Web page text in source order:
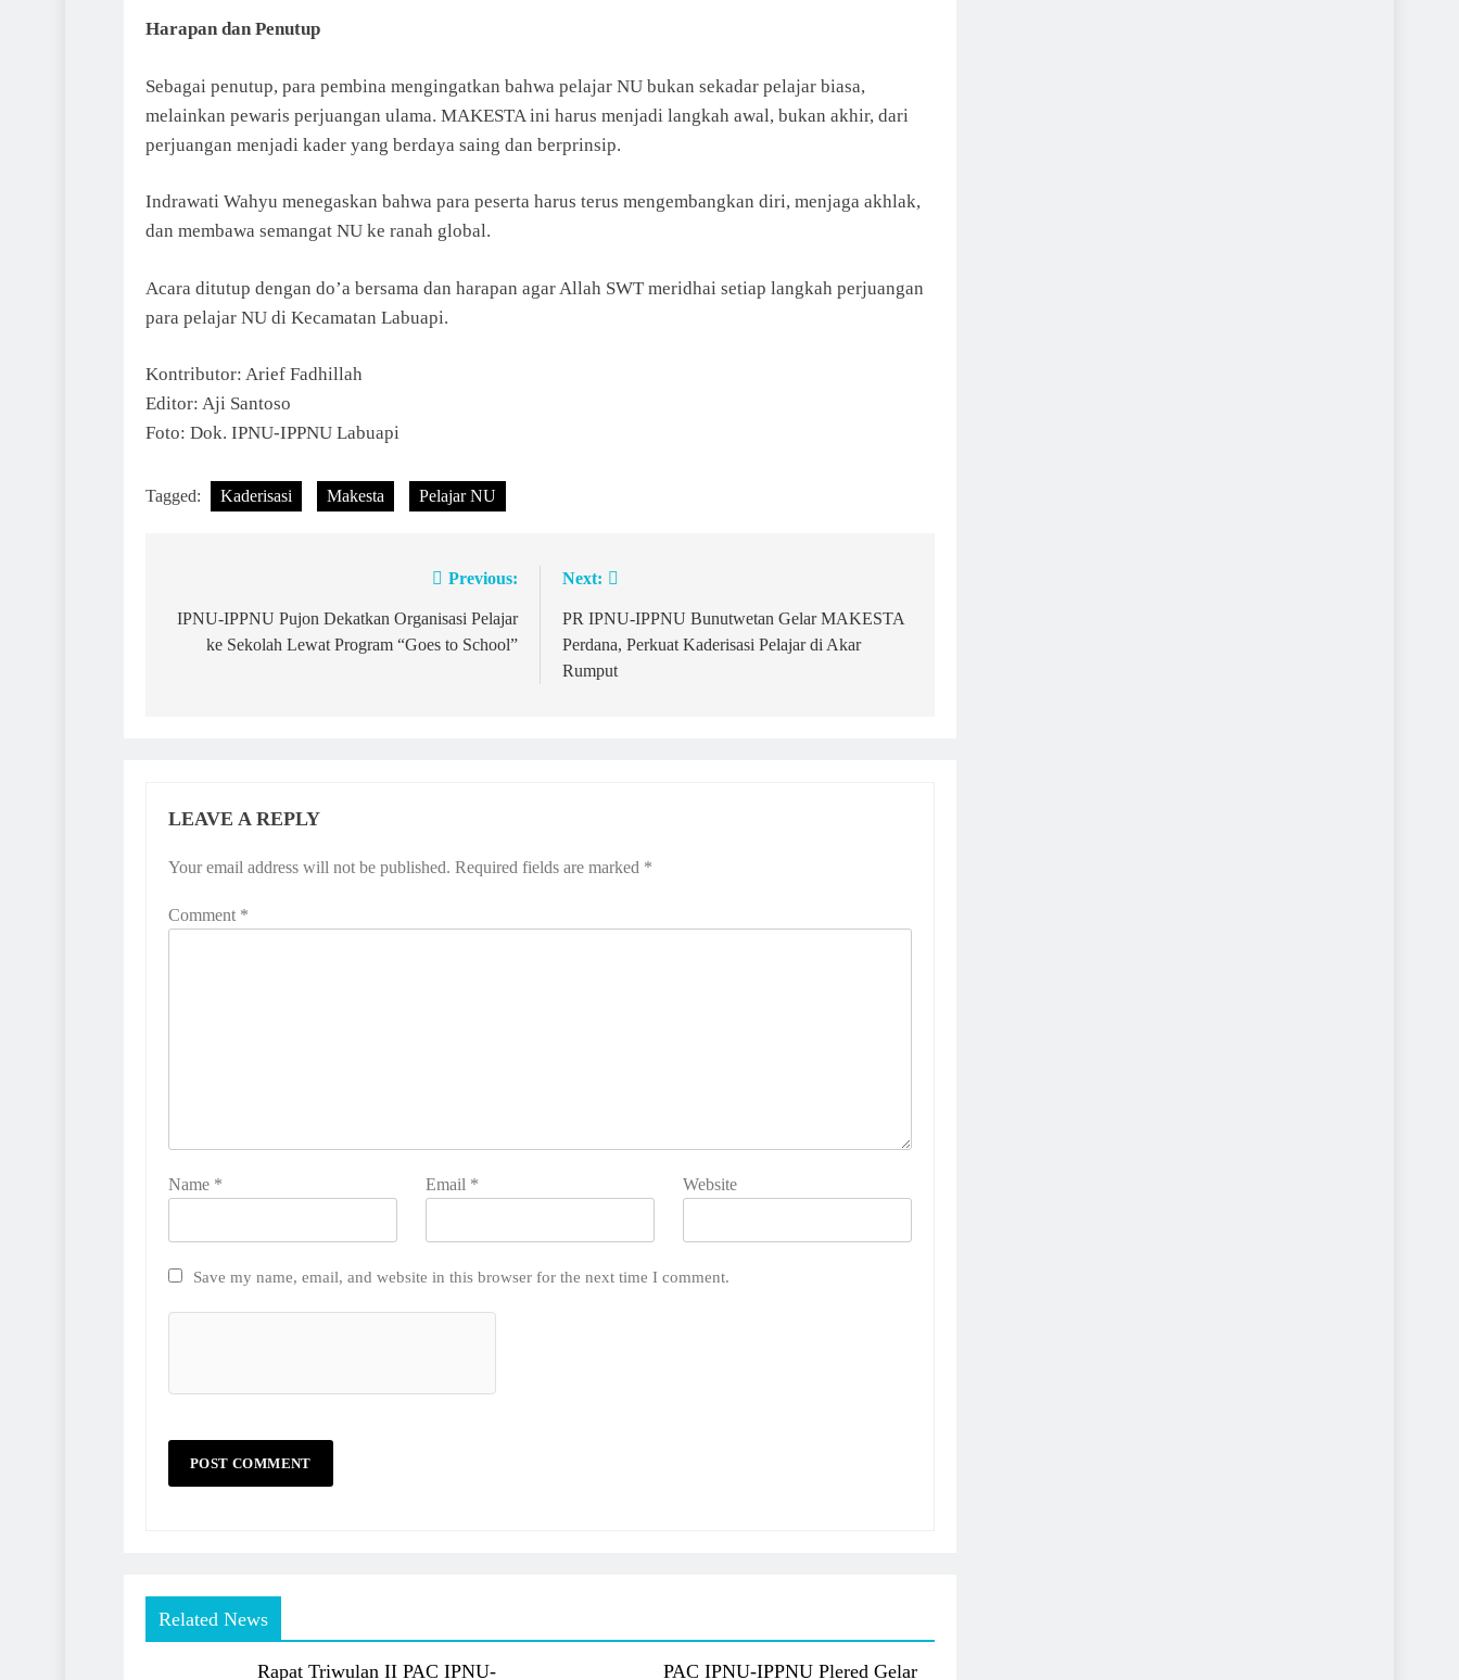
Harapan dan Penutup
Sebagai penutup, para pembina mengingatkan bahwa pelajar NU bukan sekadar pelajar biasa,
melainkan pewaris perjuangan ulama. MAKESTA ini harus menjadi langkah awal, bukan akhir, dari
perjuangan menjadi kader yang berdaya saing dan berprinsip.
Indrawati Wahyu menegaskan bahwa para peserta harus terus mengembangkan diri, menjaga akhlak,
dan membawa semangat NU ke ranah global.
Acara ditutup dengan do’a bersama dan harapan agar Allah SWT meridhai setiap langkah perjuangan
para pelajar NU di Kecamatan Labuapi.
Kontributor: Arief Fadhillah
Editor: Aji Santoso
Foto: Dok. IPNU-IPPNU Labuapi
Tagged: Kaderisasi Makesta Pelajar NU
navigation
Previous:
IPNU-IPPNU Pujon Dekatkan Organisasi Pelajar
ke Sekolah Lewat Program “Goes to School”
Next:
PR IPNU-IPPNU Bunutwetan Gelar MAKESTA
Perdana, Perkuat Kaderisasi Pelajar di Akar
Rumput
LEAVE A REPLY
Your email address will not be published. Required fields are marked *
Comment *
Name * Email * Website
Save my name, email, and website in this browser for the next time I comment.
Related News
Rapat Triwulan II PAC IPNU- PAC IPNU-IPPNU Plered Gelar